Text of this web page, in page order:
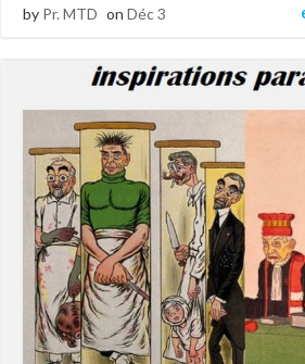
by Pr. MTD on Déc 3